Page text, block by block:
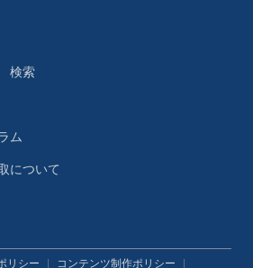
検索
ム
について
リシー コンテンツ制作ポリシー